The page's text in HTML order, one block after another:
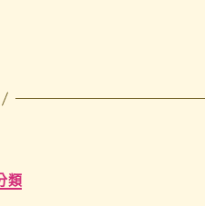
類